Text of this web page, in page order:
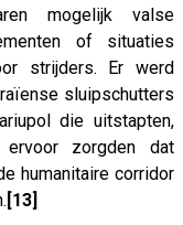
mogelijk valse
of situaties
strijders. Er werd
sluipschutters
die uitstapten,
zorgden dat
humanitaire corridor
[13]